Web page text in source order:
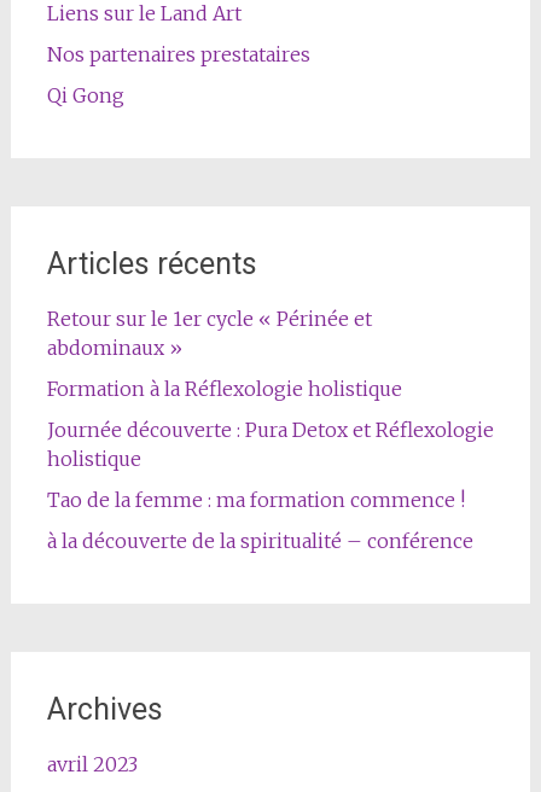
Liens sur le Land Art
Nos partenaires prestataires
Qi Gong
Articles récents
Retour sur le 1er cycle « Périnée et
abdominaux »
Formation à la Réflexologie holistique
Journée découverte : Pura Detox et Réflexologie
holistique
Tao de la femme : ma formation commence !
à la découverte de la spiritualité – conférence
Archives
avril 2023